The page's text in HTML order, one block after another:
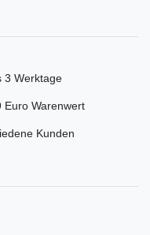
3 Werktage
Euro Warenwert
Kunden